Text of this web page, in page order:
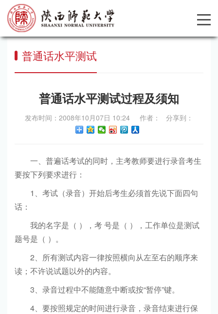
普通话水平测试
普通话水平测试过程及须知
发布时间：2008年10月07日 10:24 作者： 分享到：
一、普遍话考试的同时，主考教师要进行录音考生
要按下列要求进行：
1、考试（录音）开始后考生必须首先说下面四句
话：
我的名字是（ ），考 号是（ ），工作单位是测试
题号是（ ）。
2、所有测试内容一律按照横向从左至右的顺序来
读；不许说试题以外的内容。
3、录音过程中不能随意中断或按“暂停”键。
4、要按照规定的时间进行录音，录音结束进行保